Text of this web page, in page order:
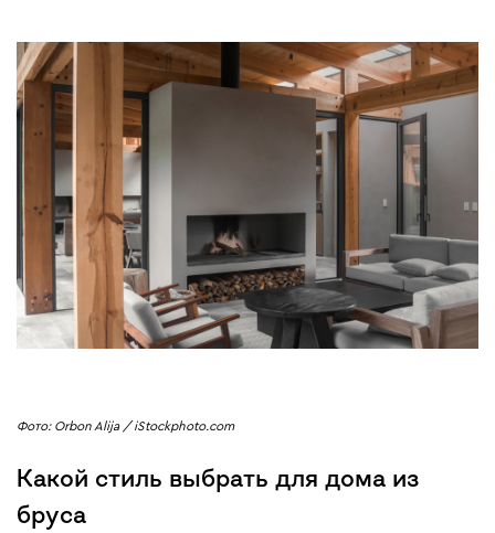
Фото: Orbon Alija / iStockphoto.com
Какой стиль выбрать для дома из
бруса